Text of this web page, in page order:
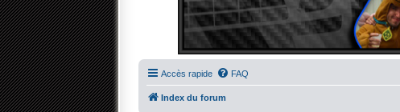
Accès rapide FAQ
Index du forum